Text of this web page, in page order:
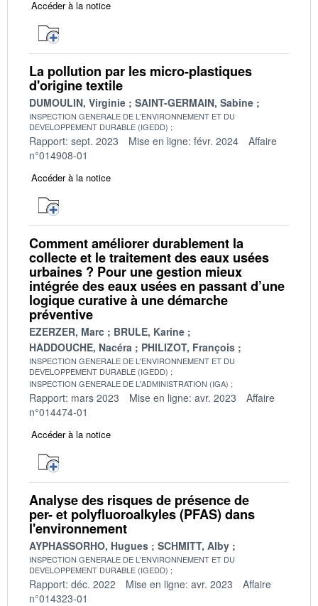
Accéder à la notice
La pollution par les micro-plastiques
d'origine textile
DUMOULIN, Virginie SAINT-GERMAIN, Sabine
INSPECTION GENERALE DE L'ENVIRONNEMENT ET DU
DEVELOPPEMENT DURABLE (IGEDD)
Rapport: sept. 2023 Mise en ligne: févr. 2024
Affaire
n°014908-01
Accéder à la notice
Comment améliorer durablement la
collecte et le traitement des eaux usées
urbaines ? Pour une gestion mieux
intégrée des eaux usées en passant d’une
logique curative à une démarche
préventive
EZERZER, Marc
BRULE, Karine
HADDOUCHE, Nacéra
PHILIZOT, François
INSPECTION GENERALE DE L'ENVIRONNEMENT ET DU
DEVELOPPEMENT DURABLE (IGEDD)
INSPECTION GENERALE DE L'ADMINISTRATION (IGA)
Rapport: mars 2023 Mise en ligne: avr. 2023
Affaire
n°014474-01
Accéder à la notice
Analyse des risques de présence de
per- et polyfluoroalkyles (PFAS) dans
l'environnement
AYPHASSORHO, Hugues SCHMITT, Alby
INSPECTION GENERALE DE L'ENVIRONNEMENT ET DU
DEVELOPPEMENT DURABLE (IGEDD)
Rapport: déc. 2022 Mise en ligne: avr. 2023
Affaire
n°014323-01